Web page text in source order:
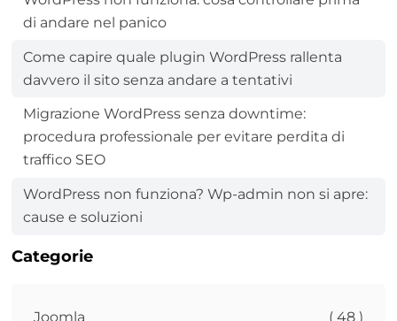
di andare nel panico
Come capire quale plugin WordPress rallenta
davvero il sito senza andare a tentativi
Migrazione WordPress senza downtime:
procedura professionale per evitare perdita di
traffico SEO
WordPress non funziona? Wp-admin non si apre:
cause e soluzioni
Categorie
Joomla ( 48 )